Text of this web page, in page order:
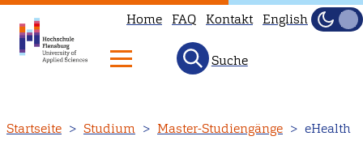
zum
Home FAQ Kontakt English
Hell
Suche
Startseite Studium Master-Studiengänge eHealth